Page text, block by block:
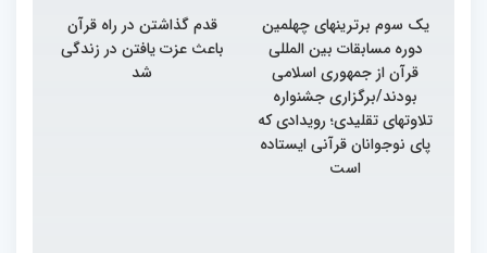
یک سوم برترینهای چهلمین
دوره مسابقات بین المللی
قرآن از جمهوری اسلامی
بودند/برگزاری جشنواره
تلاوتهای تقلیدی؛ رویدادی که
پای نوجوانان قرآنی ایستاده
است
قدم گذاشتن در راه قرآن
باعث عزت یافتن در زندگی
شد